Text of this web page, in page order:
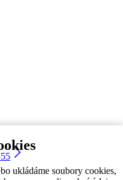
ukládáme soubory cookies,